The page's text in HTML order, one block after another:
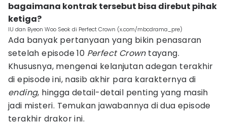
bagaimana kontrak tersebut bisa direbut pihak
ketiga?
IU dan Byeon Woo Seok di Perfect Crown (x.com/mbcdrama_pre)
Ada banyak pertanyaan yang bikin penasaran
setelah episode 10 Perfect Crown tayang.
Khususnya, mengenai kelanjutan adegan terakhir
di episode ini, nasib akhir para karakternya di
ending, hingga detail-detail penting yang masih
jadi misteri. Temukan jawabannya di dua episode
terakhir drakor ini.